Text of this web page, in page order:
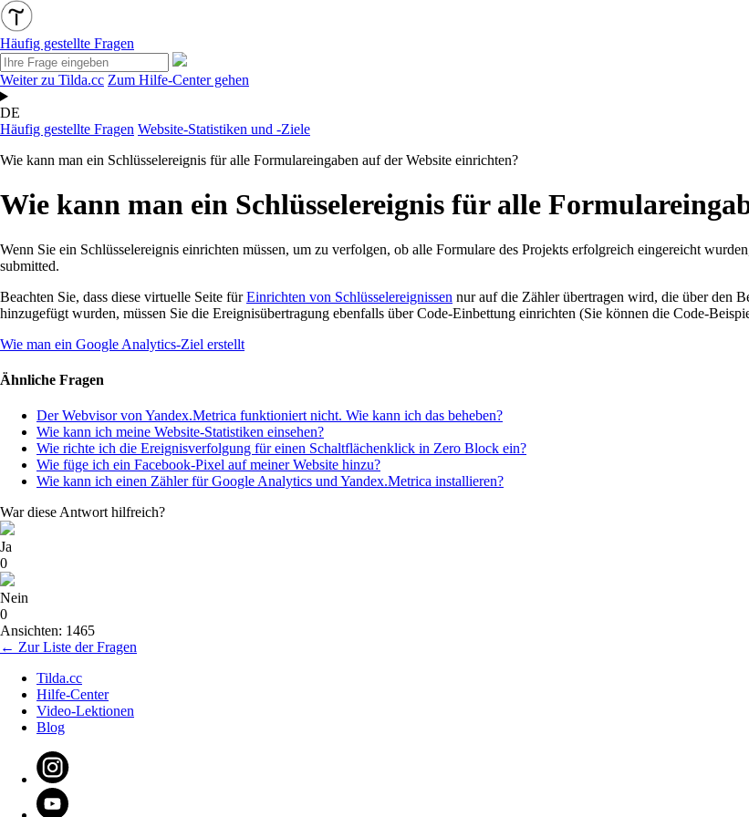
Häufig gestellte Fragen
Weiter zu Tilda.cc Zum Hilfe-Center gehen
DE
Häufig gestellte Fragen Website-Statistiken und -Ziele
Wie kann man ein Schlüsselereignis für alle Formulareingaben auf der Website einrichten?
Wie kann man ein Schlüsselereignis für alle
Wenn Sie ein Schlüsselereignis einrichten müssen, um zu verfolgen, ob alle Formulare des Projekts erfolgreich eingereicht
submitted.
Beachten Sie, dass diese virtuelle Seite für Einrichten von Schlüsselereignissen nur auf die Zähler übertragen wird, die über den
hinzugefügt wurden, müssen Sie die Ereignisübertragung ebenfalls über Code-Einbettung einrichten (Sie können die Code-
Wie man ein Google Analytics-Ziel erstellt
Ähnliche Fragen
Der Webvisor von Yandex.Metrica funktioniert nicht. Wie kann ich das beheben?
Wie kann ich meine Website-Statistiken einsehen?
Wie richte ich die Ereignisverfolgung für einen Schaltflächenklick in Zero Block ein?
Wie füge ich ein Facebook-Pixel auf meiner Website hinzu?
Wie kann ich einen Zähler für Google Analytics und Yandex.Metrica installieren?
War diese Antwort hilfreich?
Ja
0
Nein
0
Ansichten: 1465
← Zur Liste der Fragen
Tilda.cc
Hilfe-Center
Video-Lektionen
Blog